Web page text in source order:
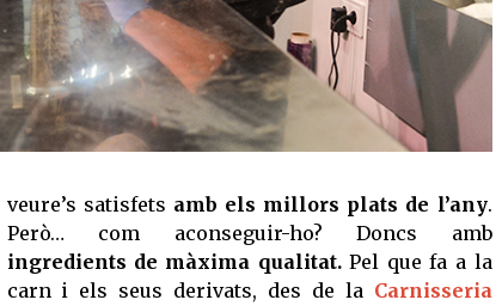
veure’s satisfets amb els millors plats de l’any.
Però… com aconseguir-ho? Doncs amb
ingredients de màxima qualitat.Pel que fa a la
carn i els seus derivats, des de la Carnisseria